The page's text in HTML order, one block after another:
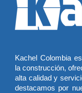
Kachel Colombia
la construcción,
alta calidad y
destacamos por